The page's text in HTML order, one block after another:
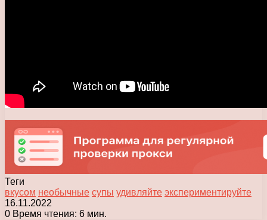
Теги
вкусом необычные супы удивляйте экспериментируйте
16.11.2022
0 Время чтения: 6 мин.